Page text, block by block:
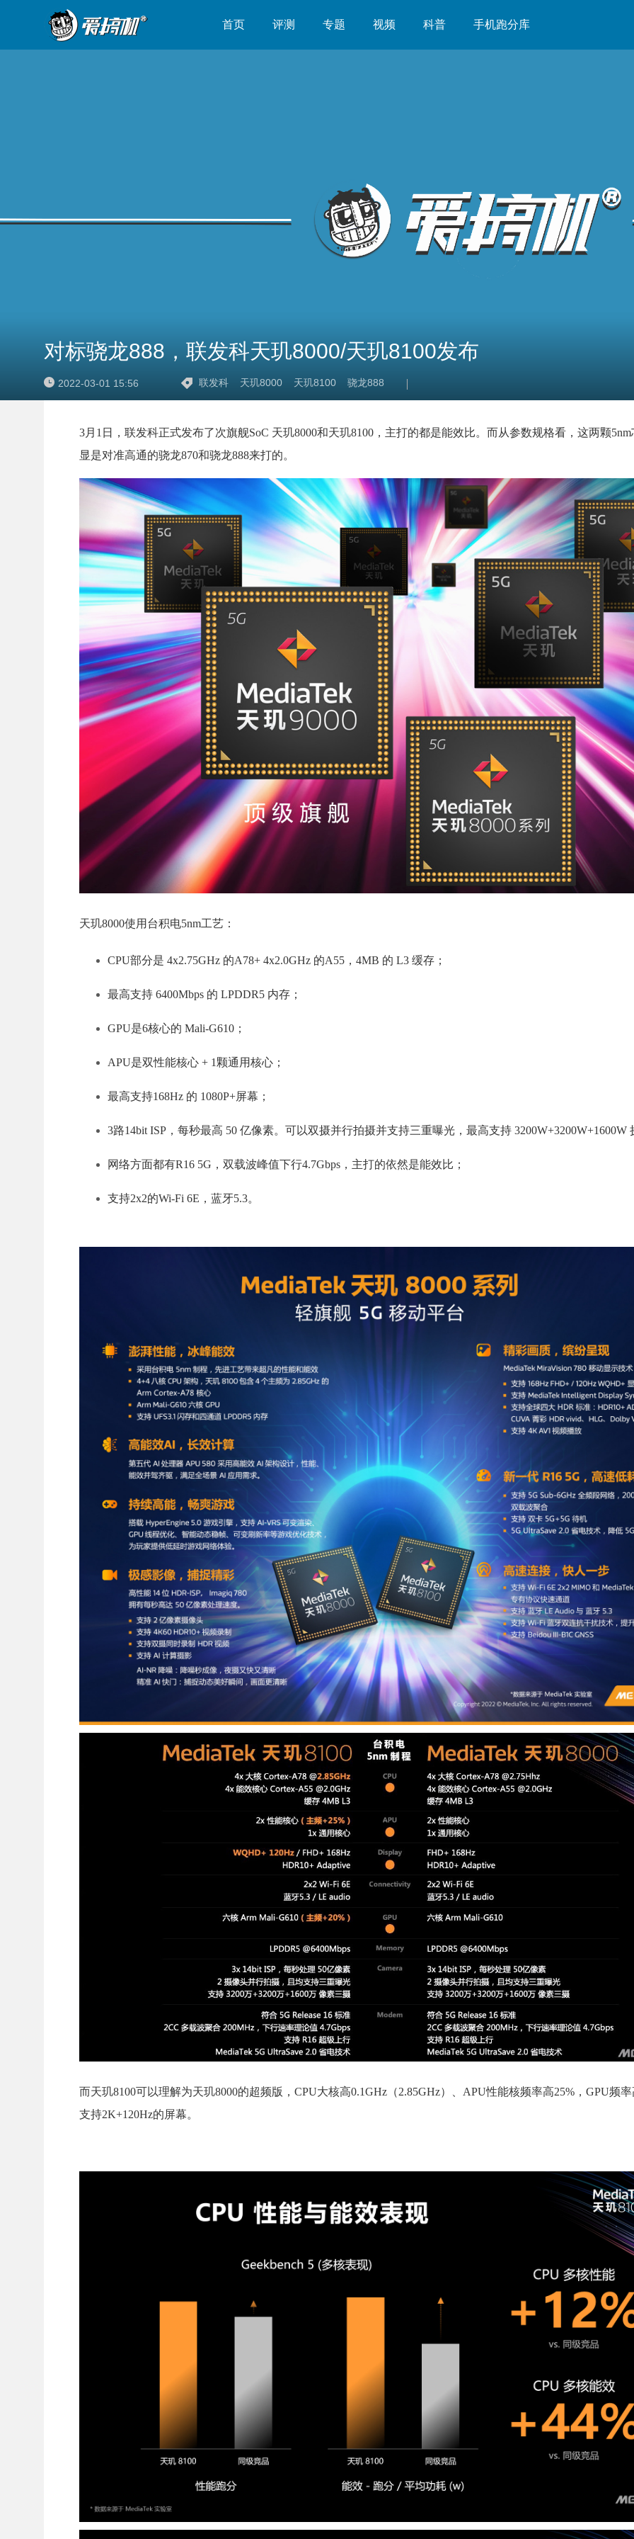
首页 评测 专题 视频 科普 手机跑分库
对标骁龙888，联发科天玑8000/天玑8100发布
2022-03-01 15:56 联发科 天玑8000 天玑8100 骁龙888
3月1日，联发科正式发布了次旗舰SoC 天玑8000和天玑8100，主打的都是能效比。而从参数规格看，这两颗
显是对准高通的骁龙870和骁龙888来打的。
天玑8000使用台积电5nm工艺：
CPU部分是 4x2.75GHz 的A78+ 4x2.0GHz 的A55，4MB 的 L3 缓存；
最高支持 6400Mbps 的 LPDDR5 内存；
GPU是6核心的 Mali-G610；
APU是双性能核心 + 1颗通用核心；
最高支持168Hz 的 1080P+屏幕；
3路14bit ISP，每秒最高 50 亿像素。可以双摄并行拍摄并支持三重曝光，最高支持 3200W+3200W+1600W
网络方面都有R16 5G，双载波峰值下行4.7Gbps，主打的依然是能效比；
支持2x2的Wi-Fi 6E，蓝牙5.3。
而天玑8100可以理解为天玑8000的超频版，CPU大核高0.1GHz（2.85GHz）、APU性能核频率高25%，GPU频
支持2K+120Hz的屏幕。